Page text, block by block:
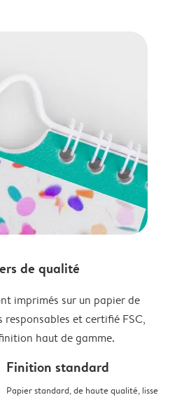
de qualité
imprimés sur un papier de
responsables et certifié FSC,
haut de gamme.
Finition standard
Papier standard, de haute qualité, lisse